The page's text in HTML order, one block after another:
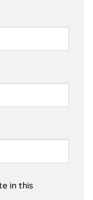
in this